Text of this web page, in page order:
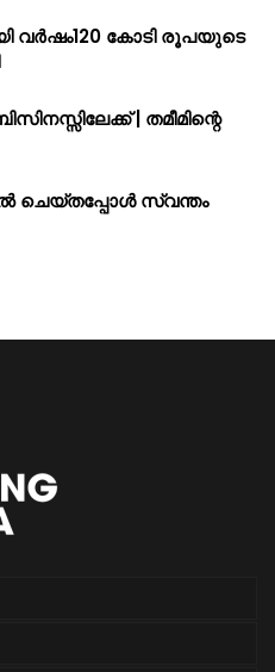
കോടി രൂപയുടെ
| തമീമിന്റെ
ചെയ്തപ്പോൾ സ്വന്തം